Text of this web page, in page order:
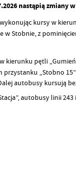
nastąpią zmiany
wykonując kursy w
w Stobnie, z
w kierunku pętli
„Stobno
autobusy kursują
autobusy linii